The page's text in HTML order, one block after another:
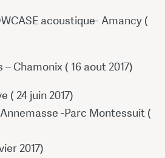
acoustique- Amancy (
Chamonix ( 16 aout 2017)
( 24 juin 2017)
-Parc Montessuit (
2017)